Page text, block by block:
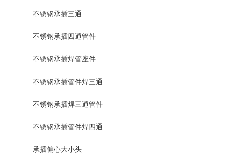
不锈钢承插三通
不锈钢承插四通管件
不锈钢承插焊管座件
不锈钢承插管件焊三通
不锈钢承插焊三通管件
不锈钢承插管件焊四通
承插偏心大小头